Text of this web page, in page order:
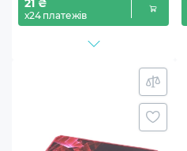
х24 платежів